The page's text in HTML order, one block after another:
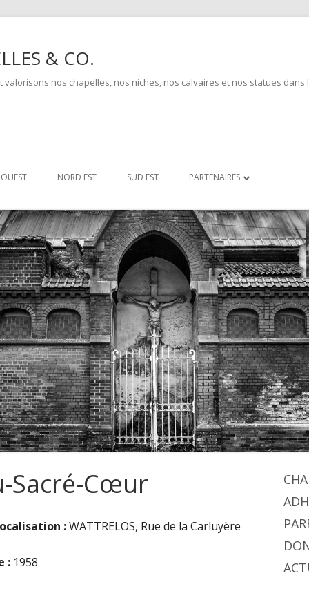
& CO.
valorisons nos chapelles, nos niches, nos calvaires et nos statues dans
NORD EST SUD EST PARTENAIRES
ASSOCIATIFS
GRAPHISTES
INSTITUTIONNELS
Sacré-Cœur
:WATTRELOS, Rue de la Carluyère
: 1958